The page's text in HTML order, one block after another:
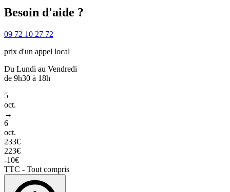
Besoin d'aide ?
09 72 10 27 72
prix d'un appel local
Du Lundi au Vendredi
de 9h30 à 18h
5
oct.
→
6
oct.
233€
223€
-10€
TTC - Tout compris